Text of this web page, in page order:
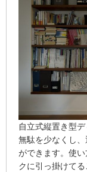
自立式縦置き型
無駄を少なくし
ができます。使
クに引っ掛けて